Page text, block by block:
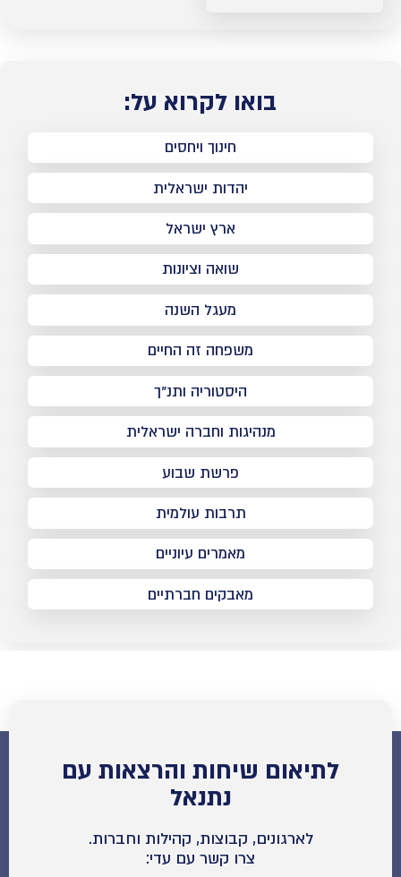
בואו לקרוא על:
חינוך ויחסים
יהדות ישראלית
ארץ ישראל
שואה וציונות
מעגל השנה
משפחה זה החיים
היסטוריה ותנ"ך
מנהיגות וחברה ישראלית
פרשת שבוע
תרבות עולמית
מאמרים עיוניים
מאבקים חברתיים
לתיאום שיחות והרצאות עם
נתנאל
לארגונים, קבוצות, קהילות וחברות.
צרו קשר עם עדי: